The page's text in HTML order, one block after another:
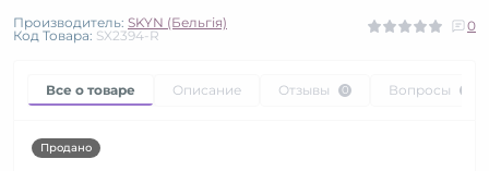
Производитель: SKYN (Бельгія)
Код Товара: SX2394-R
0
Все о товаре Описание Отзывы 0 Вопросы
Продано